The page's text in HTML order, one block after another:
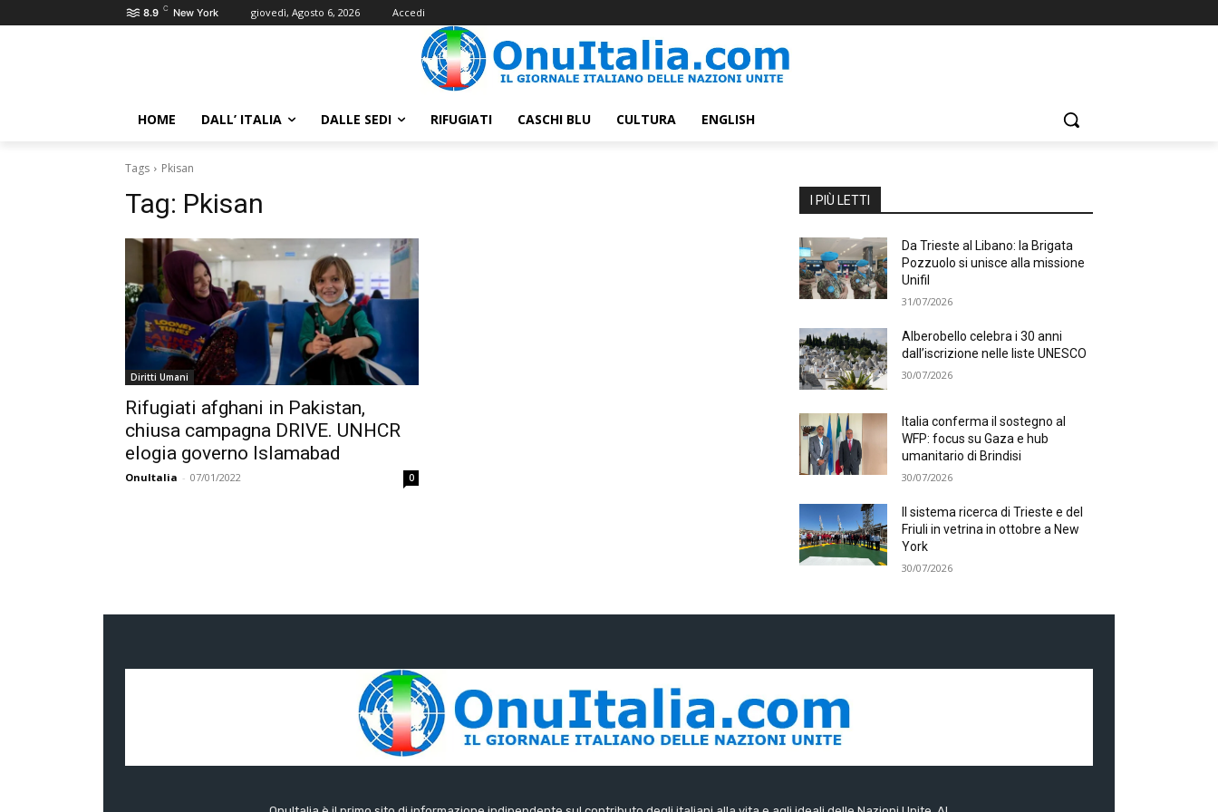
8.9 C New York giovedì, Agosto 6, 2026 Accedi
HOME DALL’ ITALIA DALLE SEDI RIFUGIATI CASCHI BLU CULTURA ENGLISH
Tags Pkisan
Tag: Pkisan
Diritti Umani
Rifugiati afghani in Pakistan,
chiusa campagna DRIVE. UNHCR
elogia governo Islamabad
OnuItalia - 07/01/2022 0
I PIÙ LETTI
Da Trieste al Libano: la Brigata
Pozzuolo si unisce alla missione
Unifil
31/07/2026
Alberobello celebra i 30 anni
dall’iscrizione nelle liste UNESCO
30/07/2026
Italia conferma il sostegno al
WFP: focus su Gaza e hub
umanitario di Brindisi
30/07/2026
Il sistema ricerca di Trieste e del
Friuli in vetrina in ottobre a New
York
30/07/2026